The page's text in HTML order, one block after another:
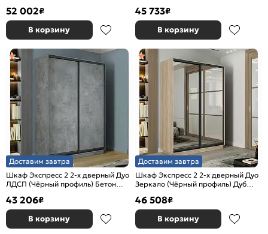
52 002₽
В корзину
1800x2200x600
45 733₽
В корзину
Доставим завтра
Шкаф Экспресс 2 2-х дверный Дуо
ЛДСП (Чёрный профиль) Бетон
43 206₽
В корзину
Доставим завтра
Шкаф Экспресс 2 2-х дверный Дуо
Зеркало (Чёрный профиль) Дуб
46 508₽
В корзину